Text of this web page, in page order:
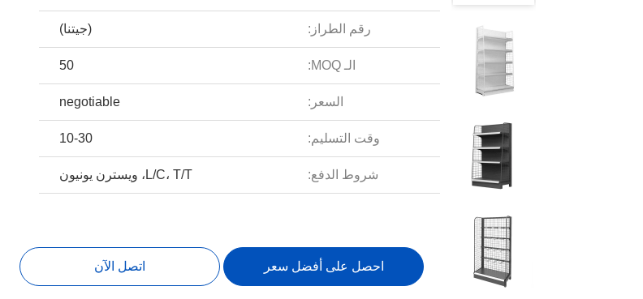
رقم الطراز: (جيتنا)
الـ MOQ: 50
السعر: negotiable
وقت التسليم: 10-30
شروط الدفع: L/C، T/T، ويسترن يونيون
احصل على أفضل سعر اتصل الآن